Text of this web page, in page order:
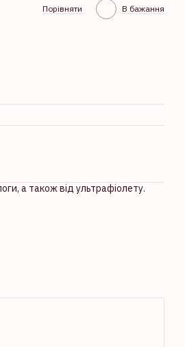
Порівняти В бажання
а також від ультрафіолету.